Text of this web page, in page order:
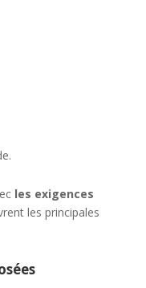
les exigences
les principales